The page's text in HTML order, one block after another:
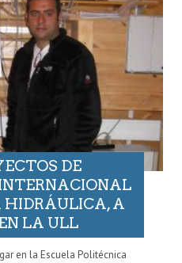
DE
HIDRÁULICA, A
LA ULL
en la Escuela Politécnica